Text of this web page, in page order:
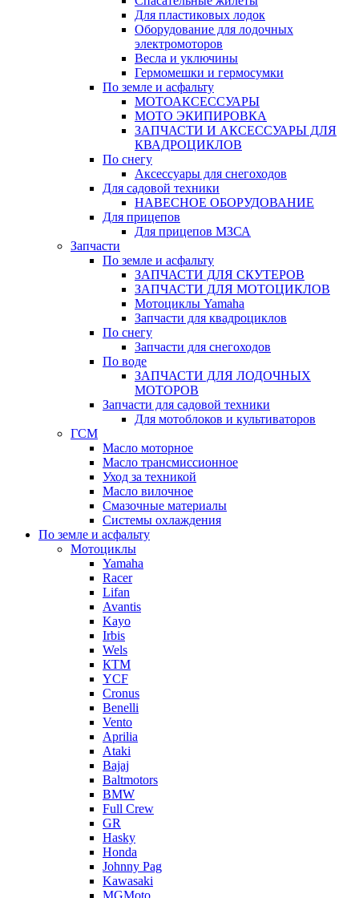
Для пластиковых лодок
Оборудование для лодочных
электромоторов
Весла и уключины
Гермомешки и гермосумки
По земле и асфальту
МОТОАКСЕССУАРЫ
МОТО ЭКИПИРОВКА
ЗАПЧАСТИ И АКСЕССУАРЫ ДЛЯ
КВАДРОЦИКЛОВ
По снегу
Аксессуары для снегоходов
Для садовой техники
НАВЕСНОЕ ОБОРУДОВАНИЕ
Для прицепов
Для прицепов МЗСА
Запчасти
По земле и асфальту
ЗАПЧАСТИ ДЛЯ СКУТЕРОВ
ЗАПЧАСТИ ДЛЯ МОТОЦИКЛОВ
Мотоциклы Yamaha
Запчасти для квадроциклов
По снегу
Запчасти для снегоходов
По воде
ЗАПЧАСТИ ДЛЯ ЛОДОЧНЫХ
МОТОРОВ
Запчасти для садовой техники
Для мотоблоков и культиваторов
ГСМ
Масло моторное
Масло трансмиссионное
Уход за техникой
Масло вилочное
Смазочные материалы
Системы охлаждения
По земле и асфальту
Мотоциклы
Yamaha
Racer
Lifan
Avantis
Kayo
Irbis
Wels
КТМ
YCF
Cronus
Benelli
Vento
Aprilia
Ataki
Bajaj
Baltmotors
BMW
Full Crew
GR
Hasky
Honda
Johnny Pag
Kawasaki
MGMoto